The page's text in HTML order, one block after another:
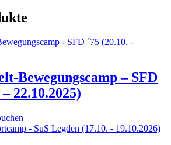
Bewegungscamp – SFD
– 22.10.2025)